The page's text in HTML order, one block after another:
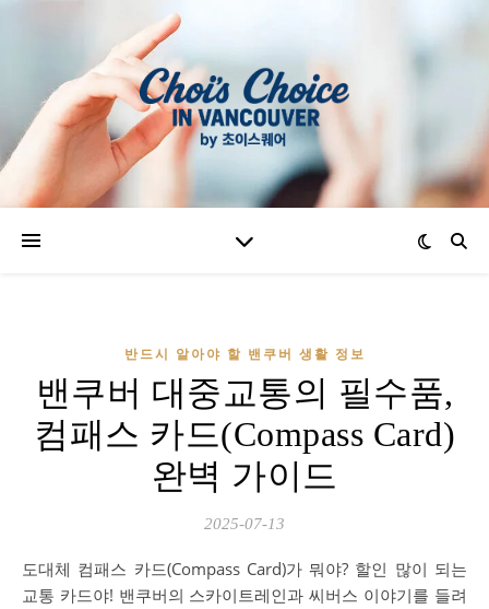
반드시 알아야 할 밴쿠버 생활 정보
밴쿠버 대중교통의 필수품,
컴패스 카드(Compass Card)
완벽 가이드
2025-07-13
도대체 컴패스 카드(Compass Card)가 뭐야? 할인 많이 되는
교통 카드야! 밴쿠버의 스카이트레인과 씨버스 이야기를 들려